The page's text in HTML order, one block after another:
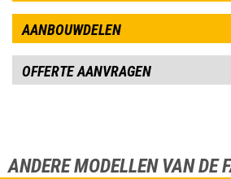
AANBOUWDELEN
OFFERTE AANVRAGEN
ANDERE MODELLEN VAN DE